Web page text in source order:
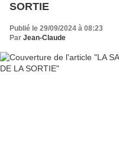
SORTIE
Publié le 29/09/2024 à 08:23
Par Jean-Claude